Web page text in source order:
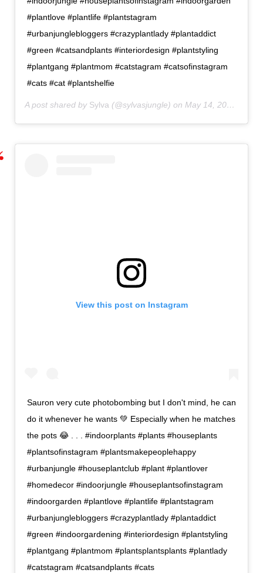
#plantlove #plantlife #plantstagram
#urbanjunglebloggers #crazyplantlady #plantaddict
#green #catsandplants #interiordesign #plantstyling
#plantgang #plantmom #catstagram #catsofinstagram
#cats #cat #plantshelfie
A post shared by Sylva (@sylvasjungle) on May 14, 2020 at 10:50pm PDT
View this post on Instagram
Sauron very cute photobombing but I don't mind, he can
do it whenever he wants 💚 Especially when he matches
the pots 😂 . . . #indoorplants #plants #houseplants
#plantsofinstagram #plantsmakepeoplehappy
#urbanjungle #houseplantclub #plant #plantlover
#homedecor #indoorjungle #houseplantsofinstagram
#indoorgarden #plantlove #plantlife #plantstagram
#urbanjunglebloggers #crazyplantlady #plantaddict
#green #indoorgardening #interiordesign #plantstyling
#plantgang #plantmom #plantsplantsplants #plantlady
#catstagram #catsandplants #cats